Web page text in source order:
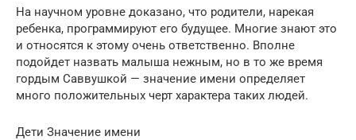
На научном уровне доказано, что родители, нарекая
ребенка, программируют его будущее. Многие знают это
и относятся к этому очень ответственно. Вполне
подойдет назвать малыша нежным, но в то же время
гордым Саввушкой — значение имени определяет
много положительных черт характера таких людей.
Дети Значение имени